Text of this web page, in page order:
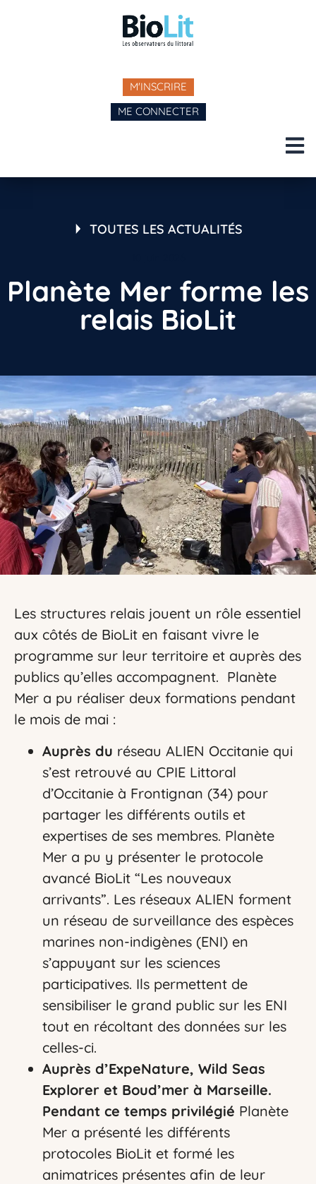
M'INSCRIRE
ME CONNECTER
TOUTES LES ACTUALITÉS
Planète Mer forme les
relais BioLit
Les structures relais jouent un rôle essentiel
aux côtés de BioLit en faisant vivre le
programme sur leur territoire et auprès des
publics qu’elles accompagnent. Planète
Mer a pu réaliser deux formations pendant
le mois de mai :
Auprès du réseau ALIEN Occitanie qui
s’est retrouvé au CPIE Littoral
d’Occitanie à Frontignan (34) pour
partager les différents outils et
expertises de ses membres. Planète
Mer a pu y présenter le protocole
avancé BioLit “Les nouveaux
arrivants”. Les réseaux ALIEN forment
un réseau de surveillance des espèces
marines non-indigènes (ENI) en
s’appuyant sur les sciences
participatives. Ils permettent de
sensibiliser le grand public sur les ENI
tout en récoltant des données sur les
celles-ci.
Auprès d’ExpeNature, Wild Seas
Explorer et Boud’mer à Marseille.
Pendant ce temps privilégié Planète
Mer a présenté les différents
protocoles BioLit et formé les
animatrices présentes afin de leur
Vous n’êtes pas encore inscrit à Biolit ?
Inscrivez-vous dès maintenant